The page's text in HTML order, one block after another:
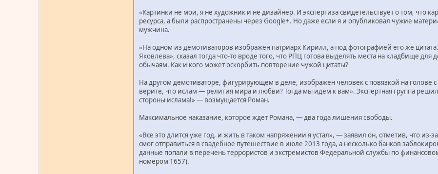
«Картинки не мои, я не художник и не дизайнер. И экспертиза свидетельствует о том, что
ресурса, а были распространены через Google+. Но даже если я и опубликовал чужие
мужчина.
«На одном из демотиваторов изображен патриарх Кирилл, а под фотографией его же
Яковлева», сказал тогда что-то вроде того, что РПЦ готова выделять места на кладбище для
обычаям. Как и кого может оскорбить повторение чужой цитаты?
На другом демотиваторе, фигурирующем в деле, изображен человек с повязкой на голове
верите, что ислам — религия мира и любви? Тогда мы идем к вам». Экспертная группа
стороны ислама!» — возмущается Роман.
Максимальное наказание, которое ждет Романа, — два года лишения свободы.
«Все это длится уже год, и жить в таком напряжении я устал», — заявил он, отметив, что
смог отправиться в свадебное путешествие в июле 2013 года, а несколько банков
данные попали в перечень террористов и экстремистов Федеральной службы по
номером 1657).